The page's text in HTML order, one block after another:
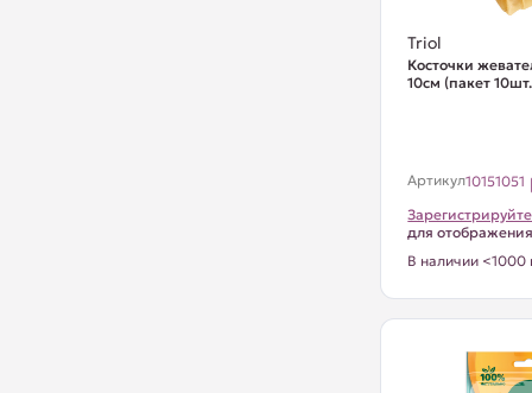
Triol
Косточки
10см (пакет
Артикул10151051
для
В наличии <1000